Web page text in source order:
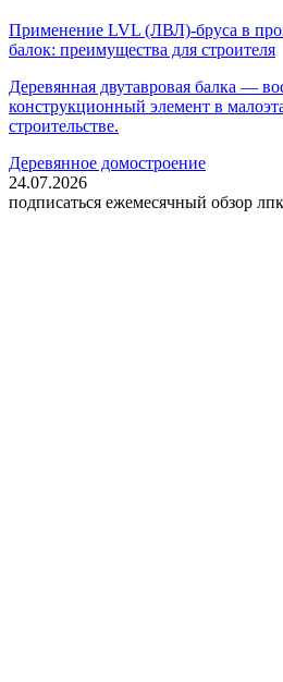
Применение LVL (ЛВЛ)-бруса в
балок: преимущества для строителя
Деревянная двутавровая балка —
конструкционный элемент в
строительстве.
Деревянное домостроение
24.07.2026
подписаться ежемесячный обзор лпк